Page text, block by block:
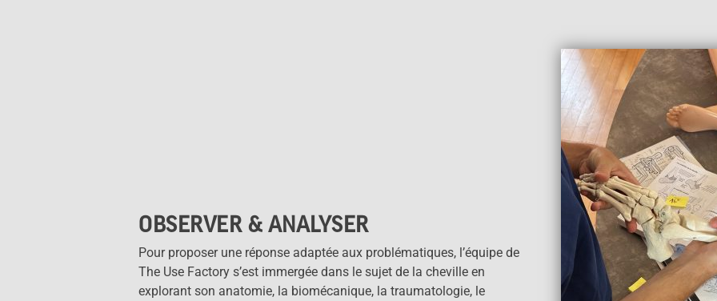
OBSERVER & ANALYSER
Pour proposer une réponse adaptée aux problématiques, l’équipe de
The Use Factory s’est immergée dans le sujet de la cheville en
explorant son anatomie, la biomécanique, la traumatologie, le